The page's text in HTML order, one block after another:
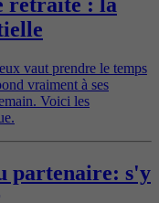
retraite : la
vaut prendre le temps
vraiment à ses
Voici les
partenaire: s'y